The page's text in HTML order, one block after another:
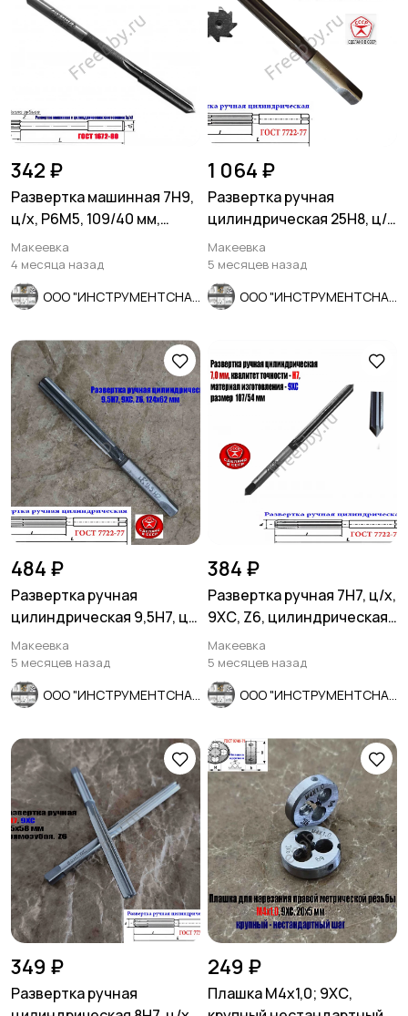
342 ₽
Развертка машинная 7Н9,
ц/х, Р6М5, 109/40 мм,
2363-0068, СССР
Макеевка
4 месяца назад
1 064 ₽
Развертка ручная
цилиндрическая 25Н8, ц/
х, 9ХС, 231/115 мм, Z8,
СССР.
Макеевка
5 месяцев назад
484 ₽
Развертка ручная
цилиндрическая 9,5Н7, ц/
х, 9ХС, Z6, 124/62 мм,
СССР.
Макеевка
5 месяцев назад
384 ₽
Развертка ручная 7Н7, ц/х,
9ХС, Z6, цилиндрическая,
107/54 мм, СССР.
Макеевка
5 месяцев назад
349 ₽
Развертка ручная
249 ₽
Плашка М4х1,0; 9ХС,